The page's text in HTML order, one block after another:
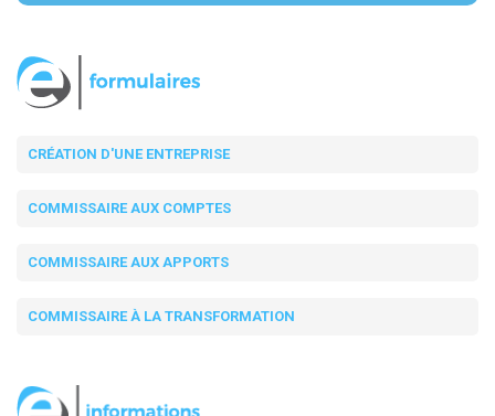
CRÉATION D'UNE ENTREPRISE
COMMISSAIRE AUX COMPTES
COMMISSAIRE AUX APPORTS
COMMISSAIRE À LA TRANSFORMATION